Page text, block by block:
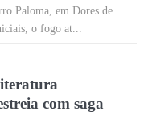
Paloma, em Dores de
o fogo at...
com saga